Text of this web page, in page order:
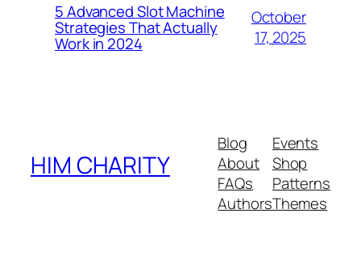
5 Advanced Slot Machine
Strategies That Actually
Work in 2024
October
17, 2025
HIM CHARITY
Blog
About
FAQs
Authors
Events
Shop
Patterns
Themes